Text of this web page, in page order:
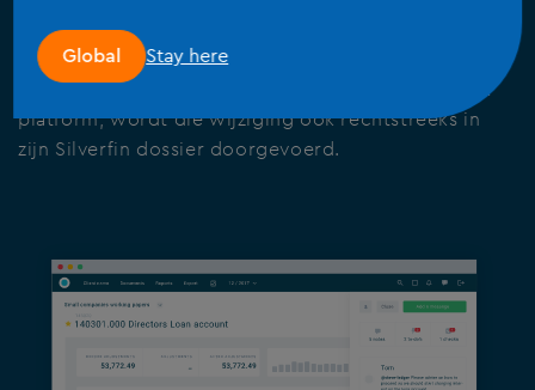
op verschillende softwareplatforms. Silverfin is met
al die platforms geconnecteerd. Zodra de klant
financiële data toevoegt of wijzigt, in eender welk
platform, wordt die wijziging ook rechtstreeks in
zijn Silverfin dossier doorgevoerd.
Global Stay here